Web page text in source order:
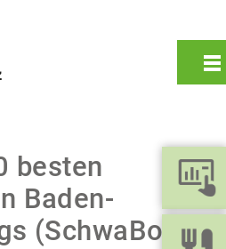
besten
Baden-
(SchwaBo